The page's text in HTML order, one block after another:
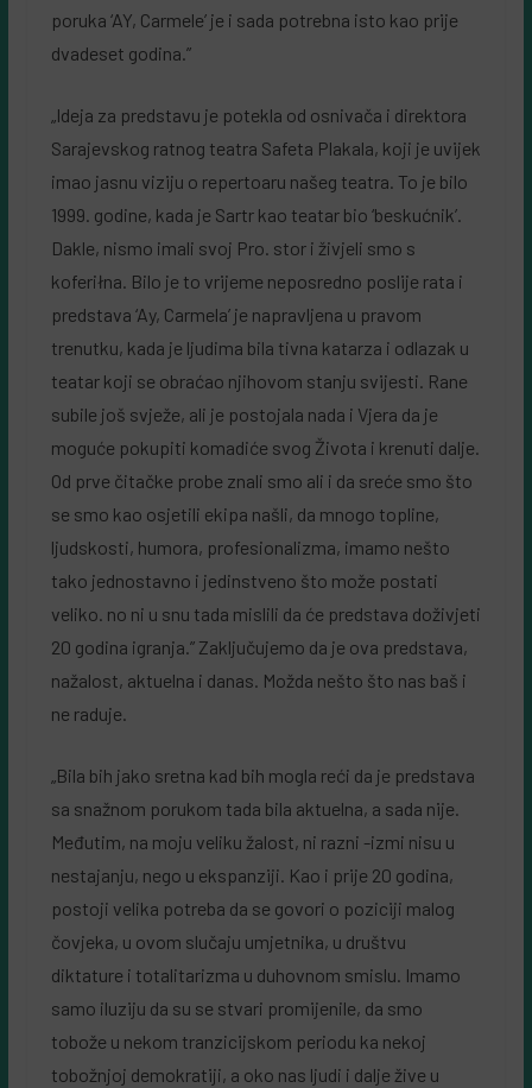
poruka ‘AY, Carmele’ je i sada potrebna isto kao prije
dvadeset godina.”
„Ideja za predstavu je potekla od osnivača i direktora
Sarajevskog ratnog teatra Safeta Plakala, koji je uvijek
imao jasnu viziju o repertoaru našeg teatra. To je bilo
1999. godine, kada je Sartr kao teatar bio ‘beskućnik’.
Dakle, nismo imali svoj Pro. stor i živjeli smo s
koferiłna. Bilo je to vrijeme neposredno poslije rata i
predstava ‘Ay, Carmela’ je napravljena u pravom
trenutku, kada je ljudima bila tivna katarza i odlazak u
teatar koji se obraćao njihovom stanju svijesti. Rane
subile još svježe, ali je postojala nada i Vjera da je
moguće pokupiti komadiće svog Života i krenuti dalje.
Od prve čitačke probe znali smo ali i da sreće smo što
se smo kao osjetili ekipa našli, da mnogo topline,
ljudskosti, humora, profesionalizma, imamo nešto
tako jednostavno i jedinstveno što može postati
veliko. no ni u snu tada mislili da će predstava doživjeti
20 godina igranja.” Zaključujemo da je ova predstava,
nažalost, aktuelna i danas. Možda nešto što nas baš i
ne raduje.
„Bila bih jako sretna kad bih mogla reći da je predstava
sa snažnom porukom tada bila aktuelna, a sada nije.
Međutim, na moju veliku žalost, ni razni -izmi nisu u
nestajanju, nego u ekspanziji. Kao i prije 20 godina,
postoji velika potreba da se govori o poziciji malog
čovjeka, u ovom slučaju umjetnika, u društvu
diktature i totalitarizma u duhovnom smislu. Imamo
samo iluziju da su se stvari promijenile, da smo
tobože u nekom tranzicijskom periodu ka nekoj
tobožnjoj demokratiji, a oko nas ljudi i dalje žive u